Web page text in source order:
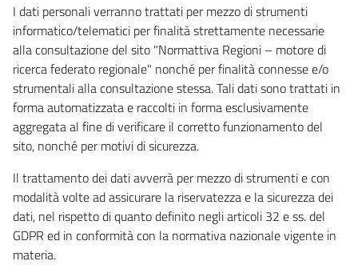
I dati personali verranno trattati per mezzo di strumenti
informatico/telematici per finalità strettamente necessarie
alla consultazione del sito "Normattiva Regioni – motore di
ricerca federato regionale" nonché per finalità connesse e/o
strumentali alla consultazione stessa. Tali dati sono trattati in
forma automatizzata e raccolti in forma esclusivamente
aggregata al fine di verificare il corretto funzionamento del
sito, nonché per motivi di sicurezza.
Il trattamento dei dati avverrà per mezzo di strumenti e con
modalità volte ad assicurare la riservatezza e la sicurezza dei
dati, nel rispetto di quanto definito negli articoli 32 e ss. del
GDPR ed in conformità con la normativa nazionale vigente in
materia.